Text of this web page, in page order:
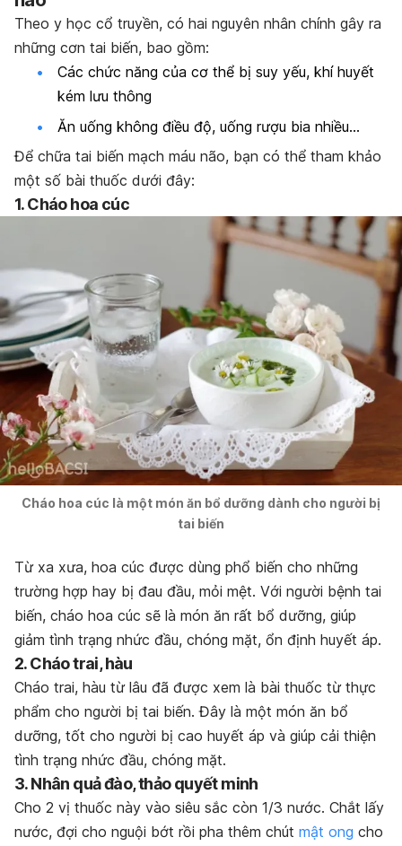
Theo y học cổ truyền, có hai nguyên nhân chính gây ra
những cơn tai biến, bao gồm:
Các chức năng của cơ thể bị suy yếu, khí huyết
kém lưu thông
Ăn uống không điều độ, uống rượu bia nhiều…
Để chữa tai biến mạch máu não, bạn có thể tham khảo
một số bài thuốc dưới đây:
1. Cháo hoa cúc
Cháo hoa cúc là một món ăn bổ dưỡng dành cho người bị
tai biến
Từ xa xưa, hoa cúc được dùng phổ biến cho những
trường hợp hay bị đau đầu, mỏi mệt. Với người bệnh tai
biến, cháo hoa cúc sẽ là món ăn rất bổ dưỡng, giúp
giảm tình trạng nhức đầu, chóng mặt, ổn định huyết áp.
2. Cháo trai, hàu
Cháo trai, hàu từ lâu đã được xem là bài thuốc từ thực
phẩm cho người bị tai biến. Đây là một món ăn bổ
dưỡng, tốt cho người bị cao huyết áp và giúp cải thiện
tình trạng nhức đầu, chóng mặt.
3. Nhân quả đào, thảo quyết minh
Cho 2 vị thuốc này vào siêu sắc còn 1/3 nước. Chắt lấy
nước, đợi cho nguội bớt rồi pha thêm chút mật ong cho